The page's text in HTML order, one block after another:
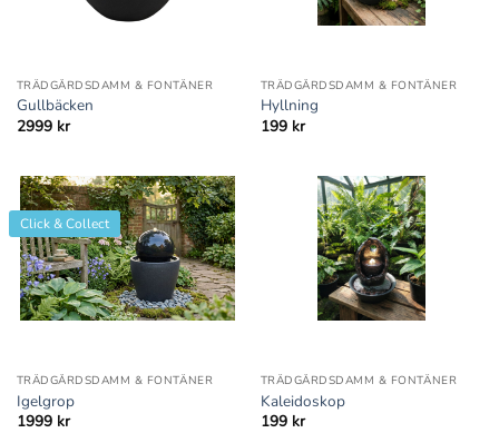
TRÄDGÅRDSDAMM & FONTÄNER
Gullbäcken
2999 kr
TRÄDGÅRDSDAMM & FONTÄNER
Hyllning
199 kr
Click & Collect
TRÄDGÅRDSDAMM & FONTÄNER
Igelgrop
1999 kr
TRÄDGÅRDSDAMM & FONTÄNER
Kaleidoskop
199 kr